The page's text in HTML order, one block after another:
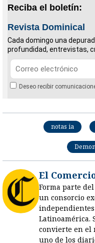
Reciba el boletín:
Revista Dominical
Cada domingo una
profundidad, entrevistas,
Deseo recibir
notas ia
El
Forma parte
un consorcio
Latinoamérica.
convierte en el
uno de los